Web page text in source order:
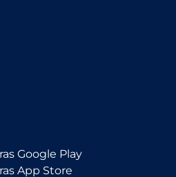
Google Play
App Store